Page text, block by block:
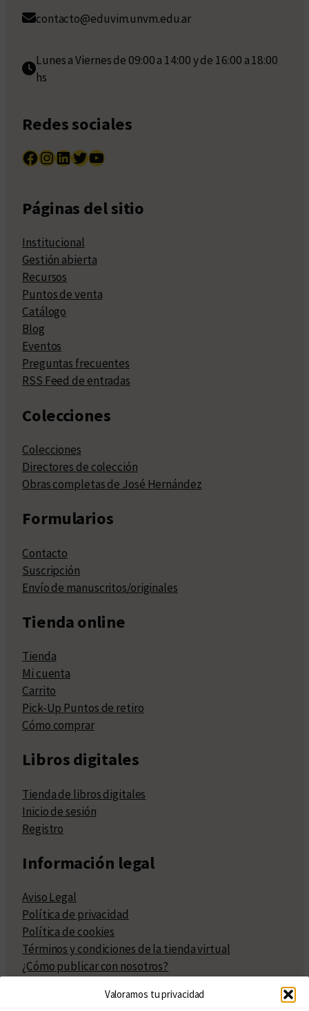
Valoramos tu privacidad
contacto@eduvim.unvm.edu.ar
Lunes a Viernes de 09:00 a 14:00 y de 16:00 a 18:00
hs
Redes sociales
Facebook InstagramLinkedIn Twitter YouTube
Páginas del sitio
Institucional
Gestión abierta
Recursos
Puntos de venta
Catálogo
Blog
Eventos
Preguntas frecuentes
RSS Feed de entradas
Colecciones
Colecciones
Directores de colección
Obras completas de José Hernández
Formularios
Contacto
Suscripción
Envío de manuscritos/originales
Tienda online
Tienda
Mi cuenta
Carrito
Pick-Up Puntos de retiro
Cómo comprar
Libros digitales
Tienda de libros digitales
Inicio de sesión
Registro
Información legal
Aviso Legal
Política de privacidad
Política de cookies
Términos y condiciones de la tienda virtual
¿Cómo publicar con nosotros?
Políticas de publicación